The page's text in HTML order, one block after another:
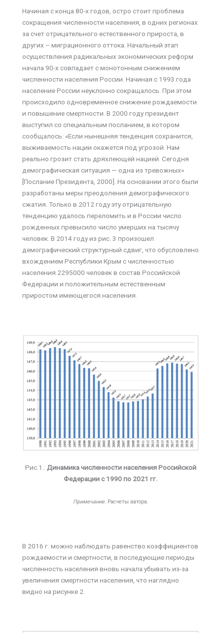
Начиная с конца 80-х годов, остро стоит проблема
сокращения численности населения, в одних регионах
за счет отрицательного естественного прироста, в
других – миграционного оттока. Начальный этап
осуществления радикальных экономических реформ
начала 90-х совпадает с монотонным снижением
численности населения России. Начиная с 1993 года
население России неуклонно сокращалось. При этом
происходило одновременное снижение рождаемости
и повышение смертности. В 2000 году президент
выступил со специальным посланием, в котором
сообщалось: «Если нынешняя тенденция сохранится,
выживаемость нации окажется под угрозой. Нам
реально грозит стать дряхлеющей нацией. Сегодня
демографическая ситуация — одна из тревожных»
[Послание Президента, 2000]. На основании этого были
разработаны меры преодоления демографического
сжатия. Только в 2012 году эту отрицательную
тенденцию удалось переломить и в России число
рожденных превысило число умерших на тысячу
человек. В 2014 году из рис. 3 произошел
демографический структурный сдвиг, что обусловлено
вхождением Республики Крым с численностью
населения 2295000 человек в состав Российской
Федерации и положительным естественным
приростом имеющегося населения.
Рис.1.: Динамика численности населения Российской
Федерации с 1990 по 2021 гг.
Примечание. Расчеты автора.
В 2016 г. можно наблюдать равенство коэффициентов
рождаемости и смертности, в последующие периоды
численность населения вновь начала убывать из-за
увеличения смертности населения, что наглядно
видно на рисунке 2.